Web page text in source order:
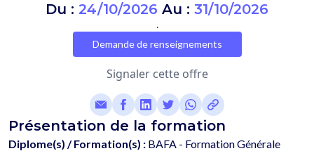
Du : 24/10/2026 Au : 31/10/2026
.
Demande de renseignements
Signaler cette offre
Présentation de la formation
Diplome(s) / Formation(s) : BAFA - Formation Générale